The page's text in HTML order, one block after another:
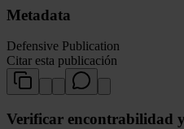
Metadata
Defensive Publication
Citar esta publicación
Verificar encontrabilidad